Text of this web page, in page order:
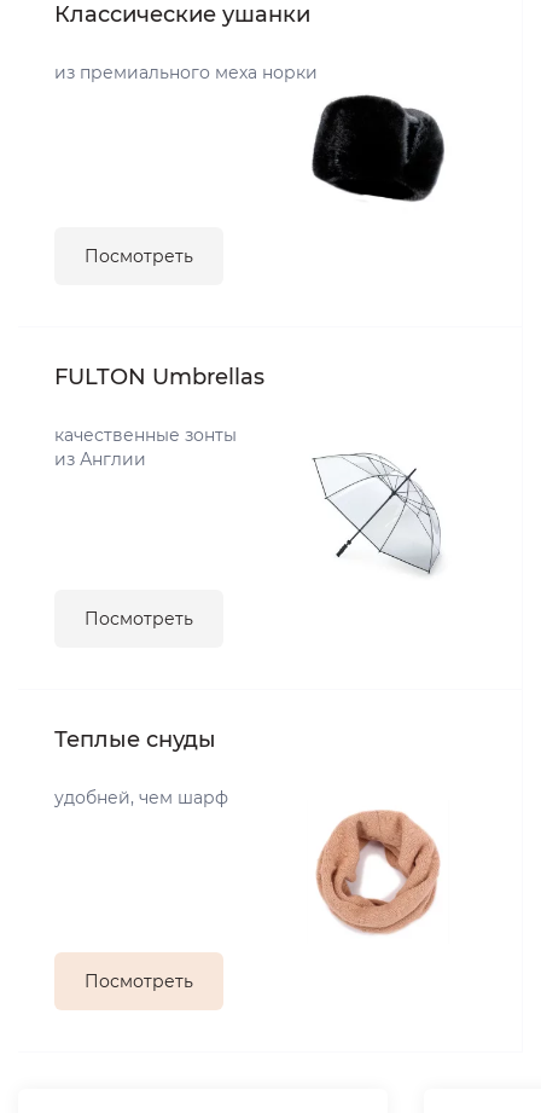
Классические ушанки
из премиального меха норки
Посмотреть
FULTON Umbrellas
качественные зонты
из Англии
Посмотреть
Теплые снуды
удобней, чем шарф
Посмотреть